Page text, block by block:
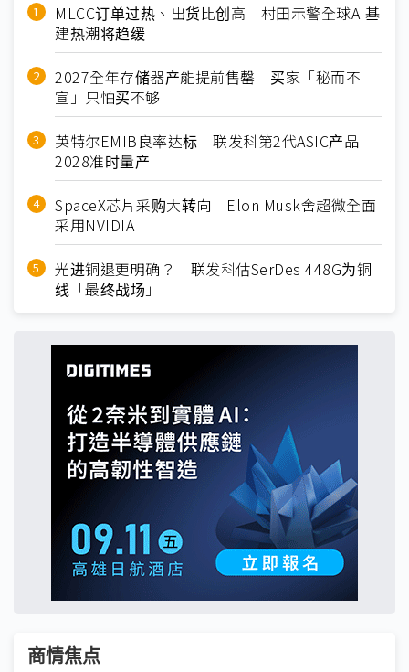
MLCC订单过热、出货比创高 村田示警全球AI基
建热潮将趋缓
2027全年存储器产能提前售罄 买家「秘而不
宣」只怕买不够
英特尔EMIB良率达标 联发科第2代ASIC产品
2028准时量产
SpaceX芯片采购大转向 Elon Musk舍超微全面
采用NVIDIA
光进铜退更明确？ 联发科估SerDes 448G为铜
线「最终战场」
商情焦点